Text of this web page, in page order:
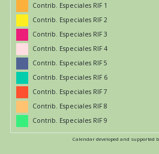
Contrib. Especiales RIF 1
Contrib. Especiales RIF 2
Contrib. Especiales RIF 3
Contrib. Especiales RIF 4
Contrib. Especiales RIF 5
Contrib. Especiales RIF 6
Contrib. Especiales RIF 7
Contrib. Especiales RIF 8
Contrib. Especiales RIF 9
Calendar developed and supported